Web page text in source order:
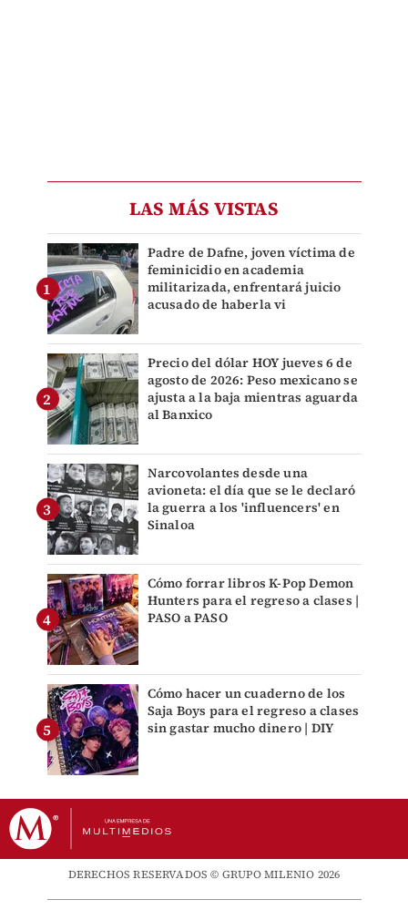
LAS MÁS VISTAS
Padre de Dafne, joven víctima de
feminicidio en academia
militarizada, enfrentará juicio
acusado de haberla vi
Precio del dólar HOY jueves 6 de
agosto de 2026: Peso mexicano se
ajusta a la baja mientras aguarda
al Banxico
Narcovolantes desde una
avioneta: el día que se le declaró
la guerra a los 'influencers' en
Sinaloa
Cómo forrar libros K-Pop Demon
Hunters para el regreso a clases |
PASO a PASO
Cómo hacer un cuaderno de los
Saja Boys para el regreso a clases
sin gastar mucho dinero | DIY
DERECHOS RESERVADOS © GRUPO MILENIO 2026